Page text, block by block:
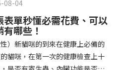
，讓幼犬學會即使沒有立即獎勵
中的訓練，如公園、寵物店等，
令。維持良好習慣 成功的訓練不
即使幼犬已經掌握所有技能，也
練融入日常生活，如出門前的
直接尋求獸醫師協助。並記得提
斷。貓咪拉肚子但精神很好？如
但貓咪的精神很好。有可能與飲
食物，或是正進行飼料更換的過
毛，很可能是過敏在作怪呢！貓
健康與營養息息相關！當貓咪飲
（尤其是Omega-3和Omega-
會變得乾燥、脆弱，容易斷裂脫
糧，可能使貓咪營養不良，進而
08-04
單秒懂必需花費、可以
哪些！
）新貓咪的到來在健康上必備的
貓咪，在第一次的健康檢查上十